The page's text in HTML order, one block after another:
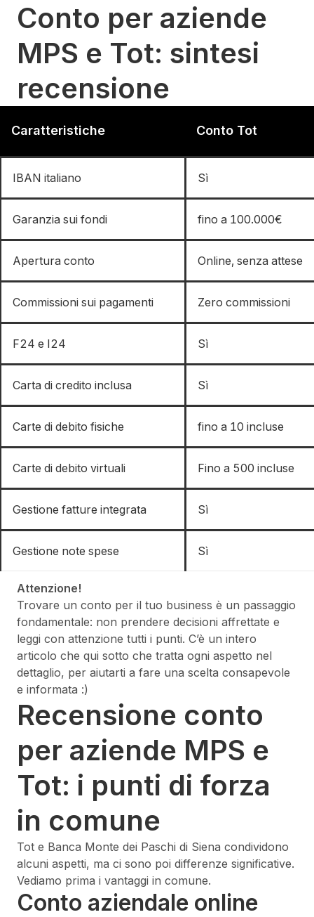
Conto per aziende
MPS e Tot: sintesi
recensione
Caratteristiche Conto Tot
IBAN italiano Sì
Garanzia sui fondi fino a 100.000€
Apertura conto Online, senza attese
Commissioni sui pagamenti Zero commissioni
F24 e I24 Sì
Carta di credito inclusa Sì
Carte di debito fisiche fino a 10 incluse
Carte di debito virtuali Fino a 500 incluse
Gestione fatture integrata Sì
Gestione note spese Sì
Attenzione!
Trovare un conto per il tuo business è un passaggio
fondamentale: non prendere decisioni affrettate e
leggi con attenzione tutti i punti. C’è un intero
articolo che qui sotto che tratta ogni aspetto nel
dettaglio, per aiutarti a fare una scelta consapevole
e informata :)
Recensione conto
per aziende MPS e
Tot: i punti di forza
in comune
Tot e Banca Monte dei Paschi di Siena condividono
alcuni aspetti, ma ci sono poi differenze significative.
Vediamo prima i vantaggi in comune.
Conto aziendale online